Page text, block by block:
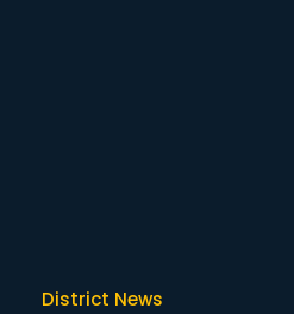
District News